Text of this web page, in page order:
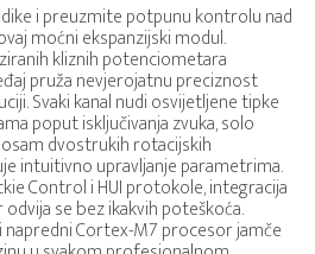
i preuzmite potpunu kontrolu nad
moćni ekspanzijski modul.
kliznih potenciometara
pruža nevjerojatnu preciznost
Svaki kanal nudi osvijetljene tipke
poput isključivanja zvuka, solo
osam dvostrukih rotacijskih
intuitivno upravljanje parametrima.
Control i HUI protokole, integracija
se bez ikakvih poteškoća.
Cortex-M7 procesor jamče